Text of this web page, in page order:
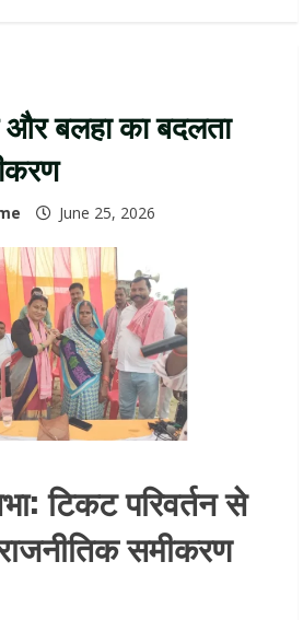
और बलहा का बदलता
June 25, 2026
टिकट परिवर्तन से
समीकरण